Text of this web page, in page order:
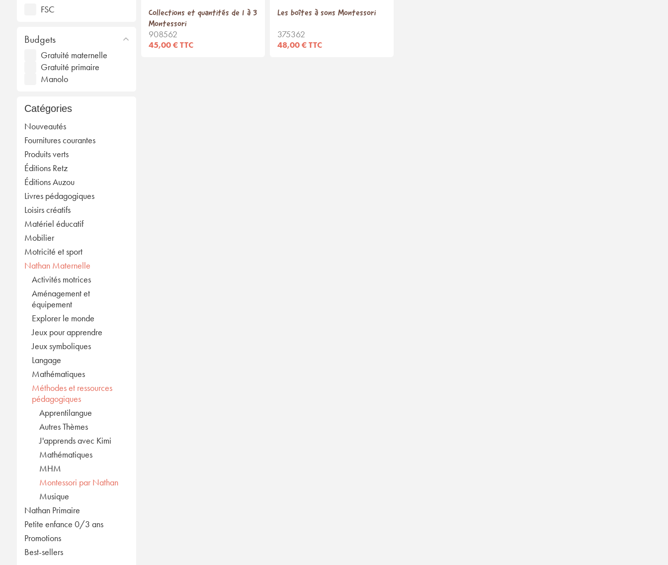
FSC
Budgets
Gratuité maternelle
Gratuité primaire
Manolo
Catégories
Nouveautés
Fournitures courantes
Produits verts
Éditions Retz
Éditions Auzou
Livres pédagogiques
Loisirs créatifs
Matériel éducatif
Mobilier
Motricité et sport
Nathan Maternelle
Activités motrices
Aménagement et
équipement
Explorer le monde
Jeux pour apprendre
Jeux symboliques
Langage
Mathématiques
Méthodes et ressources
pédagogiques
Apprentilangue
Autres Thèmes
J'apprends avec Kimi
Mathématiques
MHM
Montessori par Nathan
Musique
Nathan Primaire
Petite enfance 0/3 ans
Promotions
Best-sellers
Collections et quantités de 1 à 3
Montessori
908562
45,00 € TTC
Les boîtes à sons Montessori
375362
48,00 € TTC